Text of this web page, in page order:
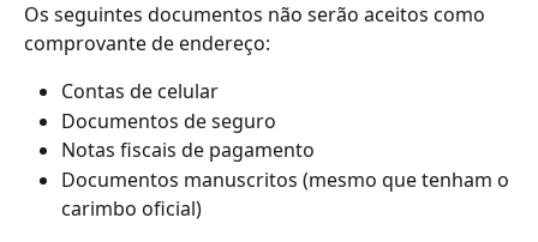
Os seguintes documentos não serão aceitos como
comprovante de endereço:
Contas de celular
Documentos de seguro
Notas fiscais de pagamento
Documentos manuscritos (mesmo que tenham o
carimbo oficial)